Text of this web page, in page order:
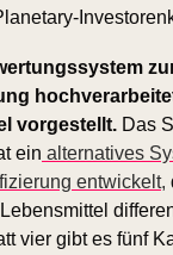
vorgestellt. Das
ein alternatives
entwickelt,
vier gibt es fünf